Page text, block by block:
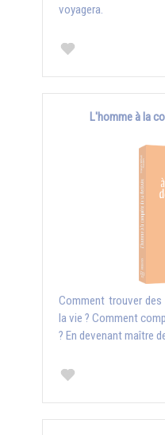
voyagera.
L'homme à la
Comment trouver
la vie ? Comment
? En devenant maître